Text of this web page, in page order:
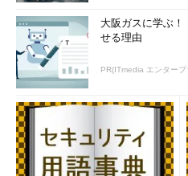
大阪ガスに学ぶ
せる理由
PR(ITmedia エンタープ